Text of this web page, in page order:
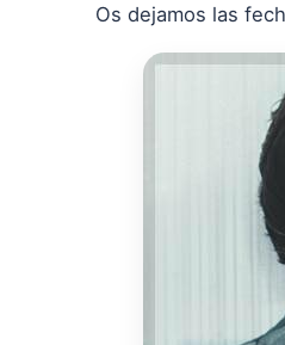
Os dejamos las